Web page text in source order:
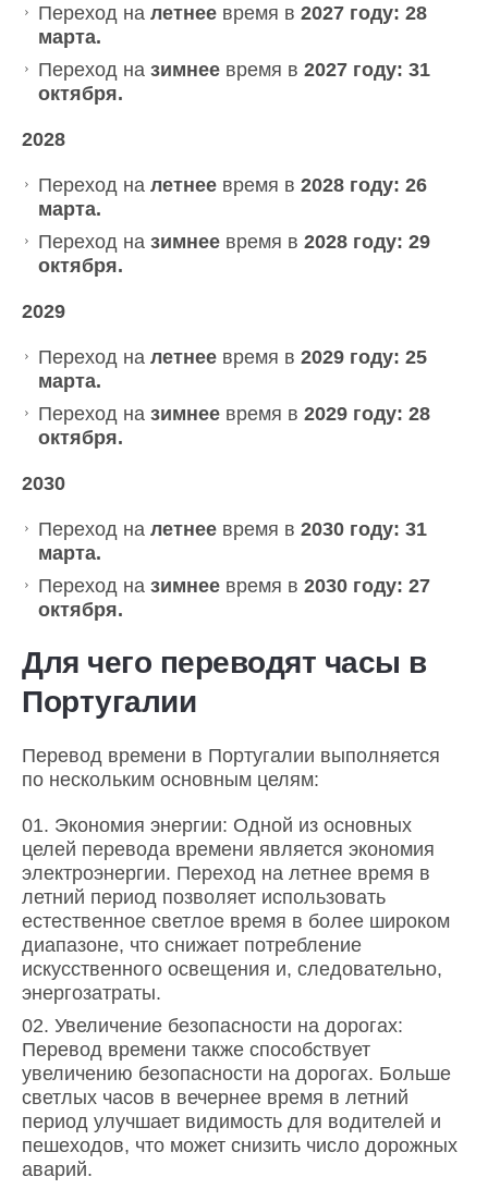
Переход на летнее время в 2027 году: 28
марта.
Переход на зимнее время в 2027 году: 31
октября.
2028
Переход на летнее время в 2028 году: 26
марта.
Переход на зимнее время в 2028 году: 29
октября.
2029
Переход на летнее время в 2029 году: 25
марта.
Переход на зимнее время в 2029 году: 28
октября.
2030
Переход на летнее время в 2030 году: 31
марта.
Переход на зимнее время в 2030 году: 27
октября.
Для чего переводят часы в
Португалии
Перевод времени в Португалии выполняется
по нескольким основным целям:
Экономия энергии: Одной из основных
целей перевода времени является экономия
электроэнергии. Переход на летнее время в
летний период позволяет использовать
естественное светлое время в более широком
диапазоне, что снижает потребление
искусственного освещения и, следовательно,
энергозатраты.
Увеличение безопасности на дорогах:
Перевод времени также способствует
увеличению безопасности на дорогах. Больше
светлых часов в вечернее время в летний
период улучшает видимость для водителей и
пешеходов, что может снизить число дорожных
аварий.